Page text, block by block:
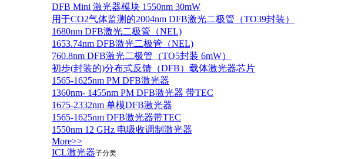
DFB Mini 激光器模块 1550nm 30mW
用于CO2气体监测的2004nm DFB激光二极管（TO39封装）
1680nm DFB激光二极管（NEL)
1653.74nm DFB激光二极管（NEL)
760.8nm DFB激光二极管（TO5封装 6mW）
初步(封装的)分布式反馈（DFB）载体激光器芯片
1565-1625nm PM DFB激光器
1360nm- 1455nm PM DFB激光器 带TEC
1675-2332nm 单模DFB激光器
1565-1625nm DFB激光器带TEC
1550nm 12 GHz 电吸收调制激光器
More>>
ICL激光器子分类